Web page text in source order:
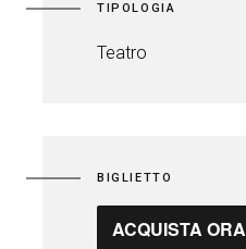
TIPOLOGIA
Teatro
BIGLIETTO
ACQUISTA ORA